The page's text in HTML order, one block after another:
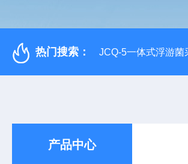
热门搜索： JCQ-5一体式浮游菌
产品中心